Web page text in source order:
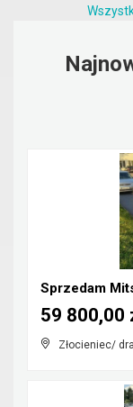
Sprzedam
Złocieniec/
59 800,00